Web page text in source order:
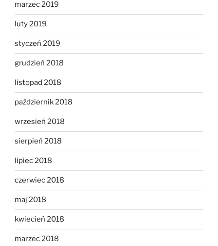
marzec 2019
luty 2019
styczeń 2019
grudzień 2018
listopad 2018
październik 2018
wrzesień 2018
sierpień 2018
lipiec 2018
czerwiec 2018
maj 2018
kwiecień 2018
marzec 2018